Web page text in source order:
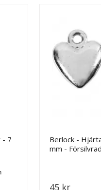
- 7
Berlock -
mm - Försilvrad
45 kr